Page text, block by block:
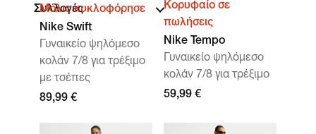
Συλλογές
Μόλις κυκλοφόρησε
Nike Swift
Γυναικείο ψηλόμεσο
κολάν 7/8 για τρέξιμο
με τσέπες
89,99 €
Κορυφαίο σε
πωλήσεις
Nike Tempo
Γυναικείο ψηλόμεσο
κολάν 7/8 για τρέξιμο
59,99 €